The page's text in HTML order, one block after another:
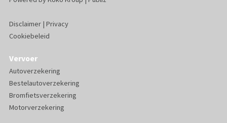
Disclaimer| Privacy
Cookiebeleid
Vervoer
Autoverzekering
Bestelautoverzekering
Bromfietsverzekering
Motorverzekering